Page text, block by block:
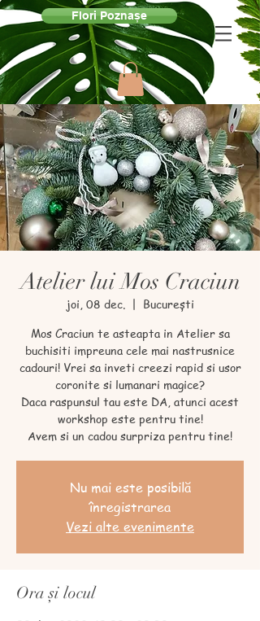
Flori Poznașe
Atelier lui Mos Craciun
joi, 08 dec.
  |
București
Mos Craciun te asteapta in Atelier sa
buchisiti impreuna cele mai nastrusnice
cadouri! Vrei sa inveti creezi rapid si usor
coronite si lumanari magice?
Daca raspunsul tau este DA, atunci acest
workshop este pentru tine!
Avem si un cadou surpriza pentru tine!
Nu mai este posibilă
înregistrarea
Vezi alte evenimente
Ora și locul